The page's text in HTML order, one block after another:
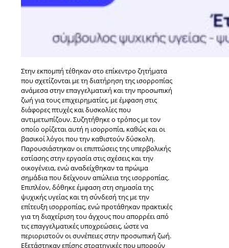
Στην εκπομπή τέθηκαν στο επίκεντρο ζητήματα
που σχετίζονται με τη διατήρηση της ισορροπίας
ανάμεσα στην επαγγελματική και την προσωπική
ζωή για τους επιχειρηματίες, με έμφαση στις
διάφορες πτυχές και δυσκολίες που
αντιμετωπίζουν. Συζητήθηκε ο τρόπος με τον
οποίο ορίζεται αυτή η ισορροπία, καθώς και οι
βασικοί λόγοι που την καθιστούν δύσκολη.
Παρουσιάστηκαν οι επιπτώσεις της υπερβολικής
εστίασης στην εργασία στις σχέσεις και την
οικογένεια, ενώ αναδείχθηκαν τα πρώιμα
σημάδια που δείχνουν απώλεια της ισορροπίας.
Επιπλέον, δόθηκε έμφαση στη σημασία της
ψυχικής υγείας και τη σύνδεσή της με την
επίτευξη ισορροπίας, ενώ προτάθηκαν πρακτικές
για τη διαχείριση του άγχους που απορρέει από
τις επαγγελματικές υποχρεώσεις, ώστε να
περιοριστούν οι συνέπειες στην προσωπική ζωή.
Εξετάστηκαν επίσης στρατηγικές που μπορούν